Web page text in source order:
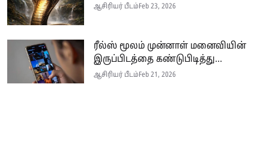
ஆசிரியர் பீடம்Feb 23, 2026
ரீல்ஸ் மூலம் முன்னாள் மனைவியின்
இருப்பிடத்தை கண்டுபிடித்து...
ஆசிரியர் பீடம்Feb 21, 2026